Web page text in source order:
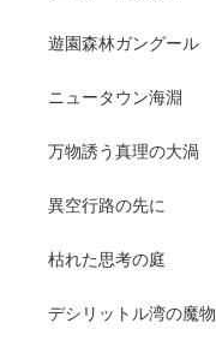
遊園森林ガングール
ニュータウン海淵
万物誘う真理の大渦
異空行路の先に
枯れた思考の庭
デシリットル湾の魔物